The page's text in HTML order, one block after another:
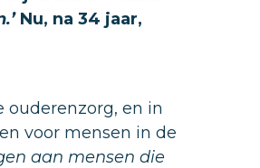
Nu, na 34 jaar,
en in
voor mensen in de
aan mensen die